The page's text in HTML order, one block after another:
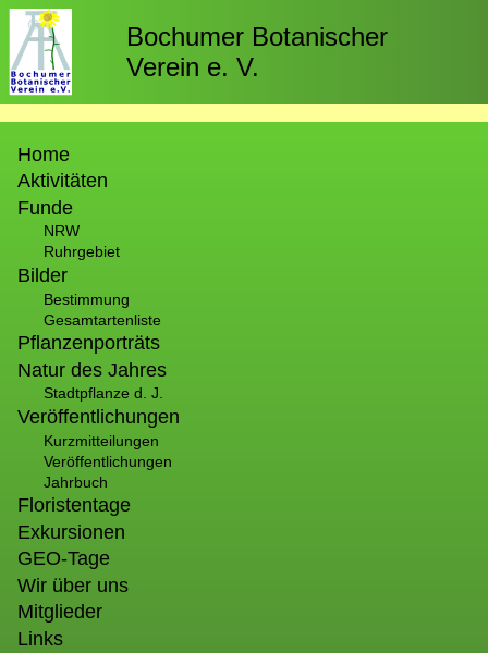
Direkt
zum
Inhalt
Bochumer Botanischer
Verein e. V.
Home
Aktivitäten
Funde
NRW
Ruhrgebiet
Bilder
Bestimmung
Gesamtartenliste
Pflanzenporträts
Natur des Jahres
Stadtpflanze d. J.
Veröffentlichungen
Kurzmitteilungen
Veröffentlichungen
Jahrbuch
Floristentage
Exkursionen
GEO-Tage
Wir über uns
Mitglieder
Links